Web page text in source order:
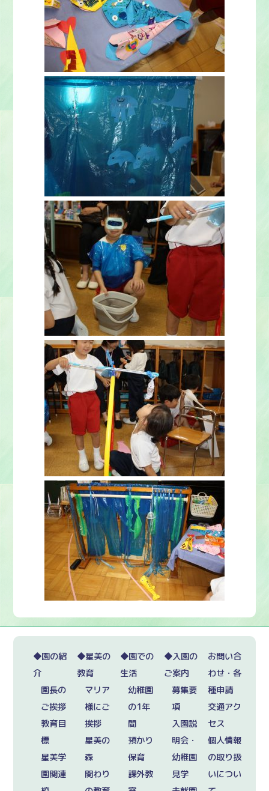
◆園の紹
介
園長の
ご挨拶
教育目
標
星美学
園関連
◆星美の
教育
マリア
様にご
挨拶
星美の
森
関わり
◆園での
生活
幼稚園
の1年
間
預かり
保育
課外教
◆入園の
ご案内
募集要
項
入園説
明会・
幼稚園
見学
お問い合
わせ・各
種申請
交通アク
セス
個人情報
の取り扱
いについ